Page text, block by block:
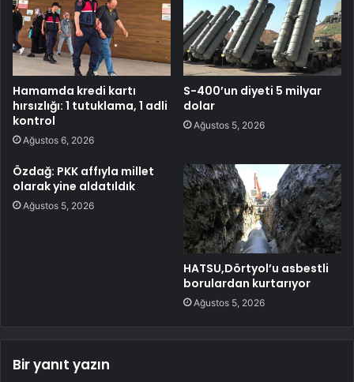
Hamamda kredi kartı
hırsızlığı: 1 tutuklama, 1 adli
kontrol
Ağustos 6, 2026
S-400’un diyeti 5 milyar
dolar
Ağustos 5, 2026
Özdağ: PKK affıyla millet
olarak yine aldatıldık
Ağustos 5, 2026
HATSU,Dörtyol’u asbestli
borulardan kurtarıyor
Ağustos 5, 2026
Bir yanıt yazın